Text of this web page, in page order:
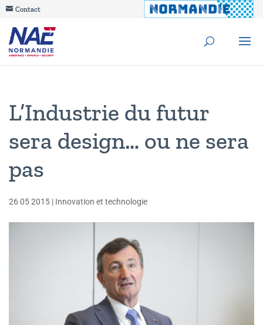
Contact
L’Industrie du futur
sera design… ou ne sera
pas
26 05 2015 | Innovation et technologie